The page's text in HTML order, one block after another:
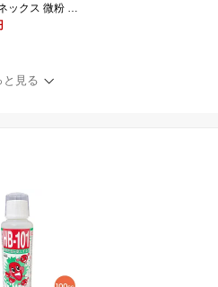
ックス 微粉 肥
蘭 春蘭 洋ラ
料 農業肥料
/2箱ならネコ
と見る